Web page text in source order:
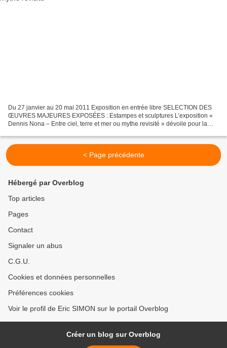
Du 27 janvier au 20 mai 2011 Exposition en entrée libre SELECTION DES
ŒUVRES MAJEURES EXPOSÉES : Estampes et sculptures L’exposition «
Dennis Nona – Entre ciel, terre et mer ou mythe revisité » dévoile pour la
< Page précédente
Hébergé par Overblog
Top articles
Pages
Contact
Signaler un abus
C.G.U.
Cookies et données personnelles
Préférences cookies
Voir le profil de Eric SIMON sur le portail Overblog
Créer un blog sur Overblog